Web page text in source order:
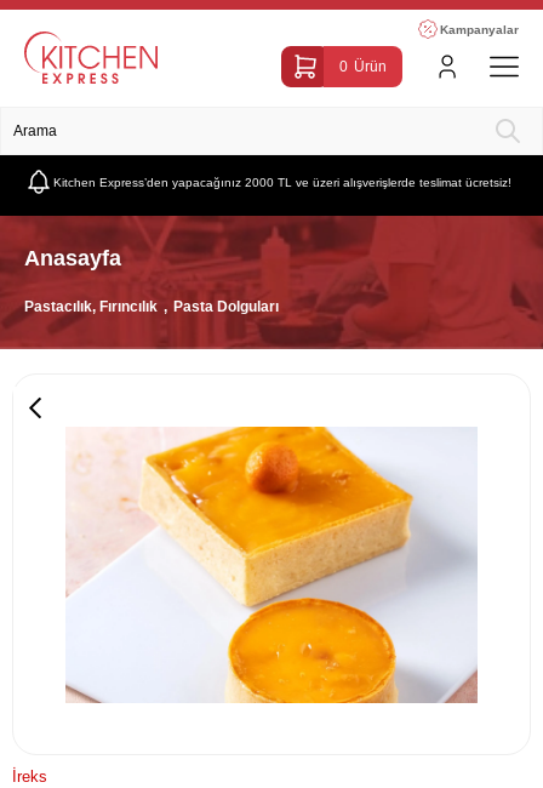
Kampanyalar
0 Ürün
Kitchen Express’den yapacağınız 2000 TL ve üzeri alışverişlerde teslimat ücretsiz!
Anasayfa
Pastacılık, Fırıncılık Pasta Dolguları
İreks